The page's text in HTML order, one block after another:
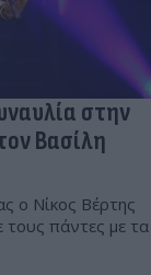
στην
Βασίλη
ο Νίκος Βέρτης
τους πάντες με τα